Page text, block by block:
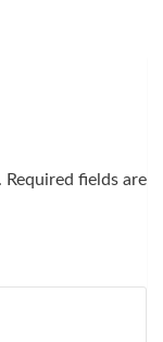
Required fields are